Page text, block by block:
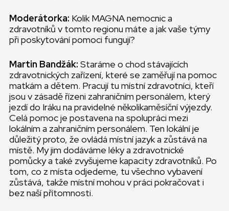
Moderátorka: Kolik MAGNA nemocnic a
zdravotníků v tomto regionu máte a jak vaše týmy
při poskytování pomoci fungují?
Martin Bandžák: Staráme o chod stávajících
zdravotnických zařízení, které se zaměřují na pomoc
matkám a dětem. Pracují tu místní zdravotníci, kteří
jsou v zásadě řízeni zahraničním personálem, který
jezdí do Iráku na pravidelné několikaměsíční výjezdy.
Celá pomoc je postavena na spolupráci mezi
lokálním a zahraničním personálem. Ten lokální je
důležitý proto, že ovládá místní jazyk a zůstává na
místě. My jim dodáváme léky a zdravotnické
pomůcky a také zvyšujeme kapacity zdravotníků. Po
tom, co z místa odjedeme, tu všechno vybavení
zůstává, takže místní mohou v práci pokračovat i
bez naší přítomnosti.